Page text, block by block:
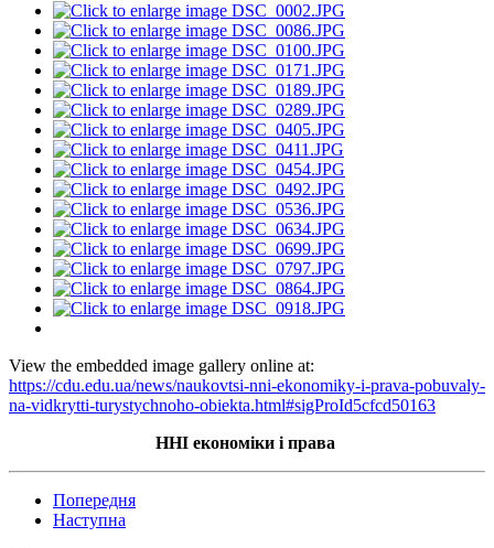
View the embedded image gallery online at:
https://cdu.edu.ua/news/naukovtsi-nni-ekonomiky-i-prava-pobuvaly-
na-vidkrytti-turystychnoho-obiekta.html#sigProId5cfcd50163
ННІ економіки і права
Попередня
Наступна